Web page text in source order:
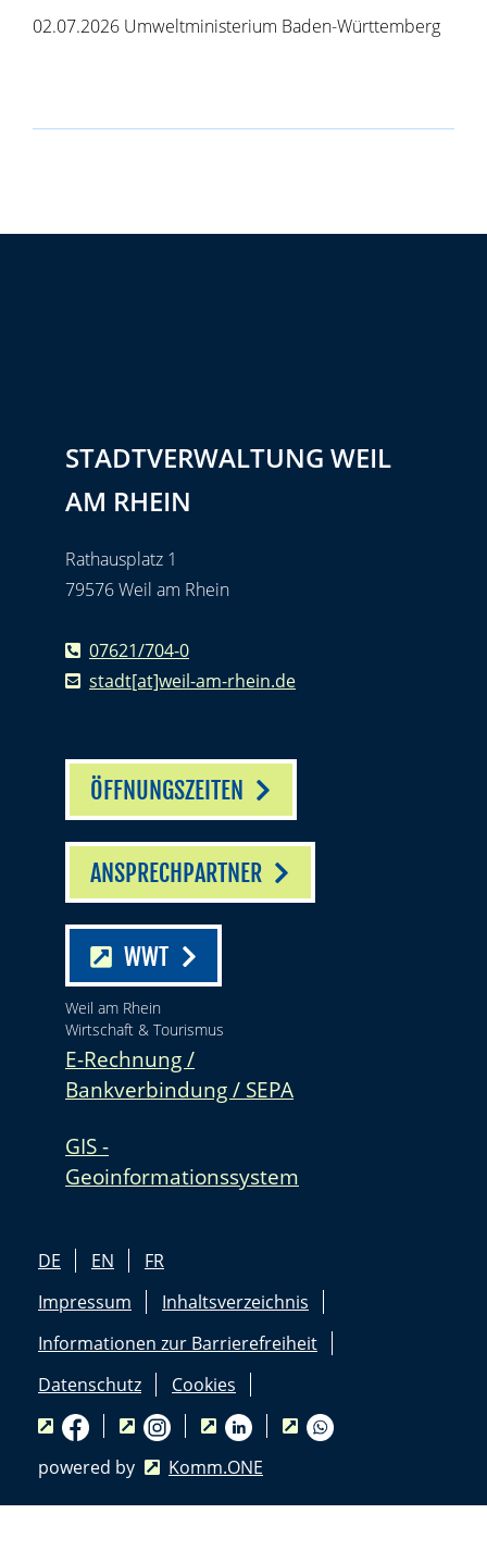
02.07.2026 Umweltministerium Baden-Württemberg
STADTVERWALTUNG WEIL
AM RHEIN
Rathausplatz 1
79576 Weil am Rhein
07621/704-0
stadt[at]weil-am-rhein.de
ÖFFNUNGSZEITEN
ANSPRECHPARTNER
WWT
Weil am Rhein
Wirtschaft & Tourismus
E-Rechnung /
Bankverbindung / SEPA
GIS -
Geoinformationssystem
DE EN
FR
Impressum
Inhaltsverzeichnis
Informationen zur Barrierefreiheit
Datenschutz
Cookies
powered by Komm.ONE